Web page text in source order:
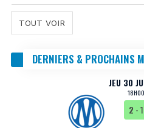
TOUT VOIR
DERNIERS & PROCHAINS
JEU 30
18H00
2 - 1